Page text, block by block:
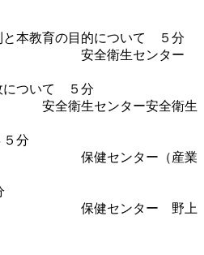
と本教育の目的について ５分
安全衛生センター
について ５分
安全衛生センター安全衛生
分
保健センター（産業
保健センター 野上